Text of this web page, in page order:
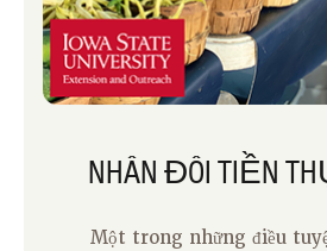
NHÂN ĐÔI TIỀN
Một trong những điều